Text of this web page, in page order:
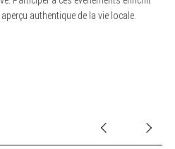
authentique de la vie locale.